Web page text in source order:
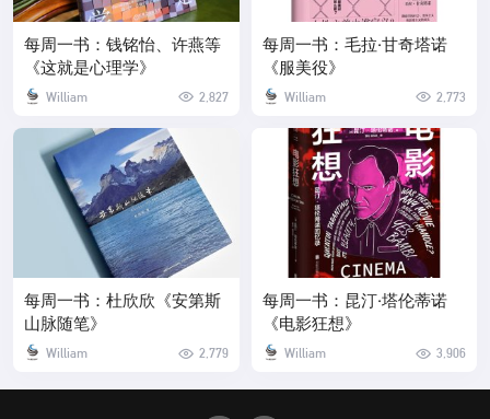
每周一书：钱铭怡、许燕等
《这就是心理学》
William 2,827
每周一书：毛拉·甘奇塔诺
《服美役》
William 2,773
每周一书：杜欣欣《安第斯
山脉随笔》
William 2,779
每周一书：昆汀·塔伦蒂诺
《电影狂想》
William 3,906